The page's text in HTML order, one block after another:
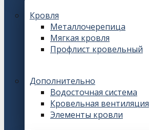
Кровля
Металлочерепица
Мягкая кровля
Профлист кровельный
Дополнительно
Водосточная система
Кровельная вентиляция
Элементы кровли